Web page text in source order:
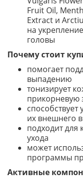
Fruit Oil,
Extract и
на
головы
Почему стоит
помогает
выпадению
тонизирует
прикорневую
их внешнего
подходит для
ухода
может
программы
Активные